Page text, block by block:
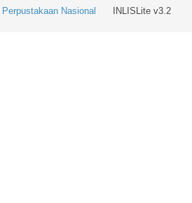
INLISLite v3.2
Perpustakaan Nasional